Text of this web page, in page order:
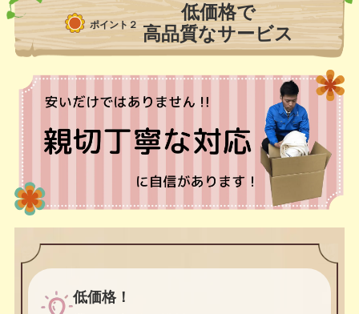
ポイント２
低価格で
高品質なサービス
低価格！